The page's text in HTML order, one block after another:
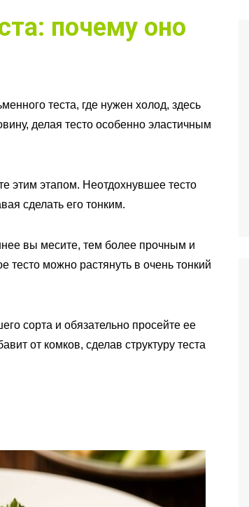
почему оно
теста, где нужен холод, здесь
делая тесто особенно эластичным
этим этапом. Неотдохнувшее тесто
сделать его тонким.
вы месите, тем более прочным и
можно растянуть в очень тонкий
сорта и обязательно просейте ее
от комков, сделав структуру теста